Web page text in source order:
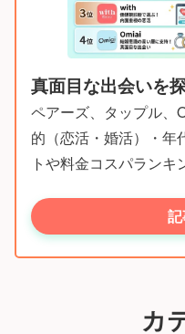
真面目な出会いを
ペアーズ、タップル、
的（恋活・婚活）・年
トや料金コスパランキ
カ